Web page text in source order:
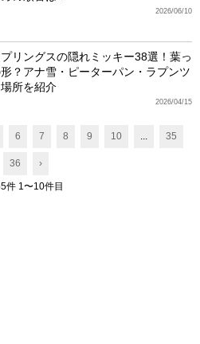
2026/06/10
リングスの隠れミッキー38選！葉っ
？アナ雪・ピーターパン・ラプンツ
所を紹介
2026/04/15
6 7 8 9 10 ... 35
36 ›
件 1〜10件目